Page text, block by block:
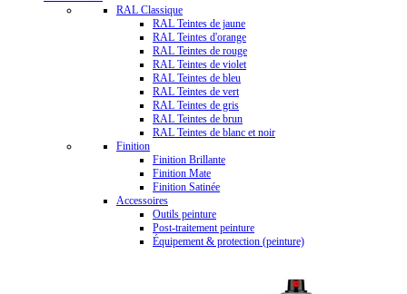
RAL Classique
RAL Teintes de jaune
RAL Teintes d'orange
RAL Teintes de rouge
RAL Teintes de violet
RAL Teintes de bleu
RAL Teintes de vert
RAL Teintes de gris
RAL Teintes de brun
RAL Teintes de blanc et noir
Finition
Finition Brillante
Finition Mate
Finition Satinée
Accessoires
Outils peinture
Post-traitement peinture
Équipement & protection (peinture)